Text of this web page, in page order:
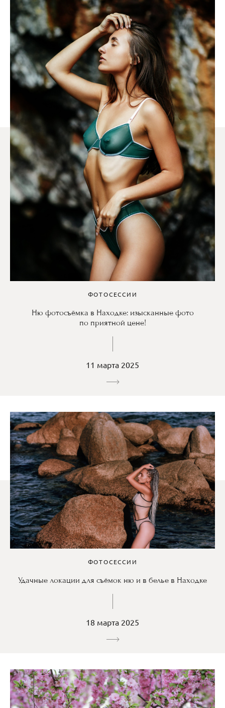
ФОТОСЕССИИ
Ню фотосъёмка в Находке: изысканные фото
по приятной цене!
11 марта 2025
ФОТОСЕССИИ
Удачные локации для съёмок ню и в белье в Находке
18 марта 2025